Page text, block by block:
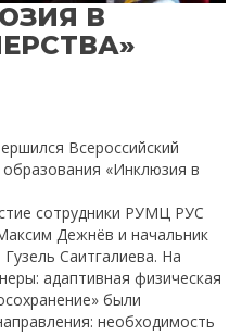
В
Всероссийский
«Инклюзия в
сотрудники РУМЦ РУС
Дежнёв и начальник
Саитгалиева. На
адаптивная физическая
были
необходимость